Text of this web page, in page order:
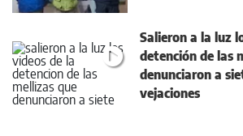
Salieron a la luz
detención de las
denunciaron a
vejaciones